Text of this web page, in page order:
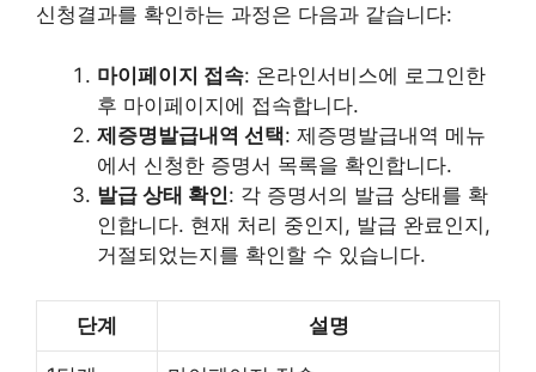
신청결과를 확인하는 과정은 다음과 같습니다:
마이페이지 접속: 온라인서비스에 로그인한
후 마이페이지에 접속합니다.
제증명발급내역 선택: 제증명발급내역 메뉴
에서 신청한 증명서 목록을 확인합니다.
발급 상태 확인: 각 증명서의 발급 상태를 확
인합니다. 현재 처리 중인지, 발급 완료인지,
거절되었는지를 확인할 수 있습니다.
단계 설명